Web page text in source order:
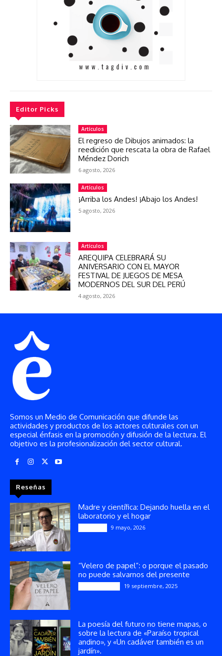
Editor Picks
Artículos
El regreso de Dibujos animados: la
reedición que rescata la obra de Rafael
Méndez Dorich
6 agosto, 2026
Artículos
¡Arriba los Andes! ¡Abajo los Andes!
5 agosto, 2026
Artículos
AREQUIPA CELEBRARÁ SU
ANIVERSARIO CON EL MAYOR
FESTIVAL DE JUEGOS DE MESA
MODERNOS DEL SUR DEL PERÚ
4 agosto, 2026
Somos un Medio de Comunicación que difunde las
actividades y productos de los actores culturales con un
especial énfasis en la promoción y difusión de la lectura. El
objetivo es la profesionalización del sector cultural.
Reseñas
Madre y científica: Dejando huella en el
laboratorio y el hogar
9 mayo, 2026
“Velero de papel”: o porque el pasado
no puede salvarnos del presente
19 septiembre, 2025
La poesía del futuro no tiene mapas, o
sobre la lectura de «Paraíso tropical
andino», y «Un cadáver también es un
jardín».